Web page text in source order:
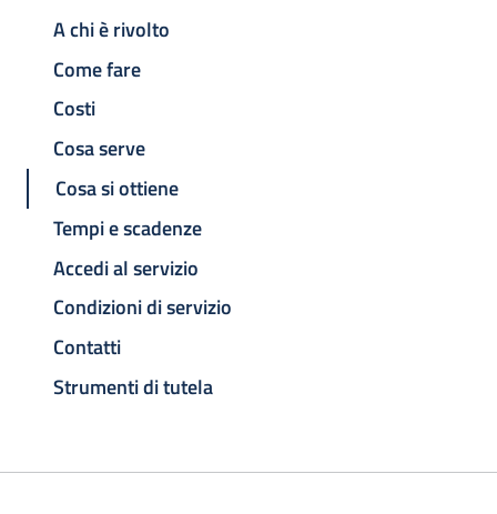
A chi è rivolto
Come fare
Costi
Cosa serve
Cosa si ottiene
Tempi e scadenze
Accedi al servizio
Condizioni di servizio
Contatti
Strumenti di tutela